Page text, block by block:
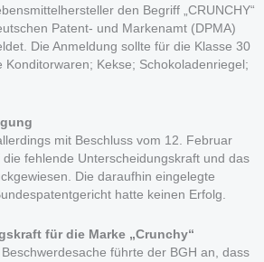
den Begriff „CRUNCHY“
Patent- und Markenamt (DPMA)
Die Anmeldung sollte für die Klasse 30
Konditorwaren; Kekse; Schokoladenriegel;
mit Beschluss vom 12. Februar
fehlende Unterscheidungskraft und das
Die daraufhin eingelegte
hatte keinen Erfolg.
für die Marke „Crunchy“
führte der BGH an, dass